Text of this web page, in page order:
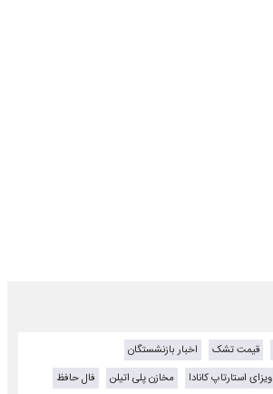
قیمت تشک
اخبار بازنشستگان
ویزای استارتاپ کانادا مخازن پلی اتیلن
فال حافظ